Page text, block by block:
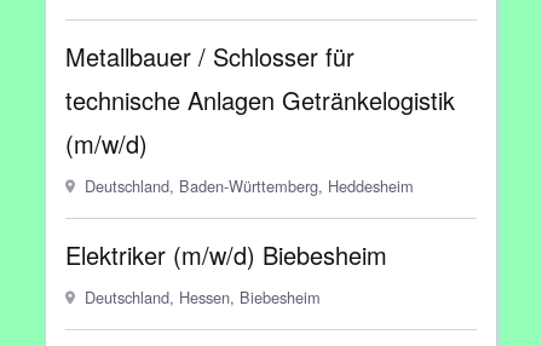
Metallbauer / Schlosser für
technische Anlagen Getränkelogistik
(m/w/d)
Deutschland, Baden-Württemberg, Heddesheim
Elektriker (m/w/d) Biebesheim
Deutschland, Hessen, Biebesheim